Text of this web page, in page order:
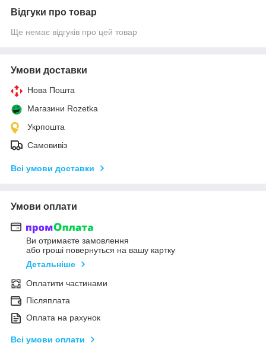
Відгуки про товар
Ще немає відгуків про цей товар
Умови доставки
Нова Пошта
Магазини Rozetka
Укрпошта
Самовивіз
Всі умови доставки
Умови оплати
Ви отримаєте замовлення
або гроші повернуться на вашу картку
Детальніше
Оплатити частинами
Післяплата
Оплата на рахунок
Всі умови оплати